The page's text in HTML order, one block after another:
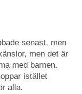
senast, men
men det är
med barnen.
istället
alla.